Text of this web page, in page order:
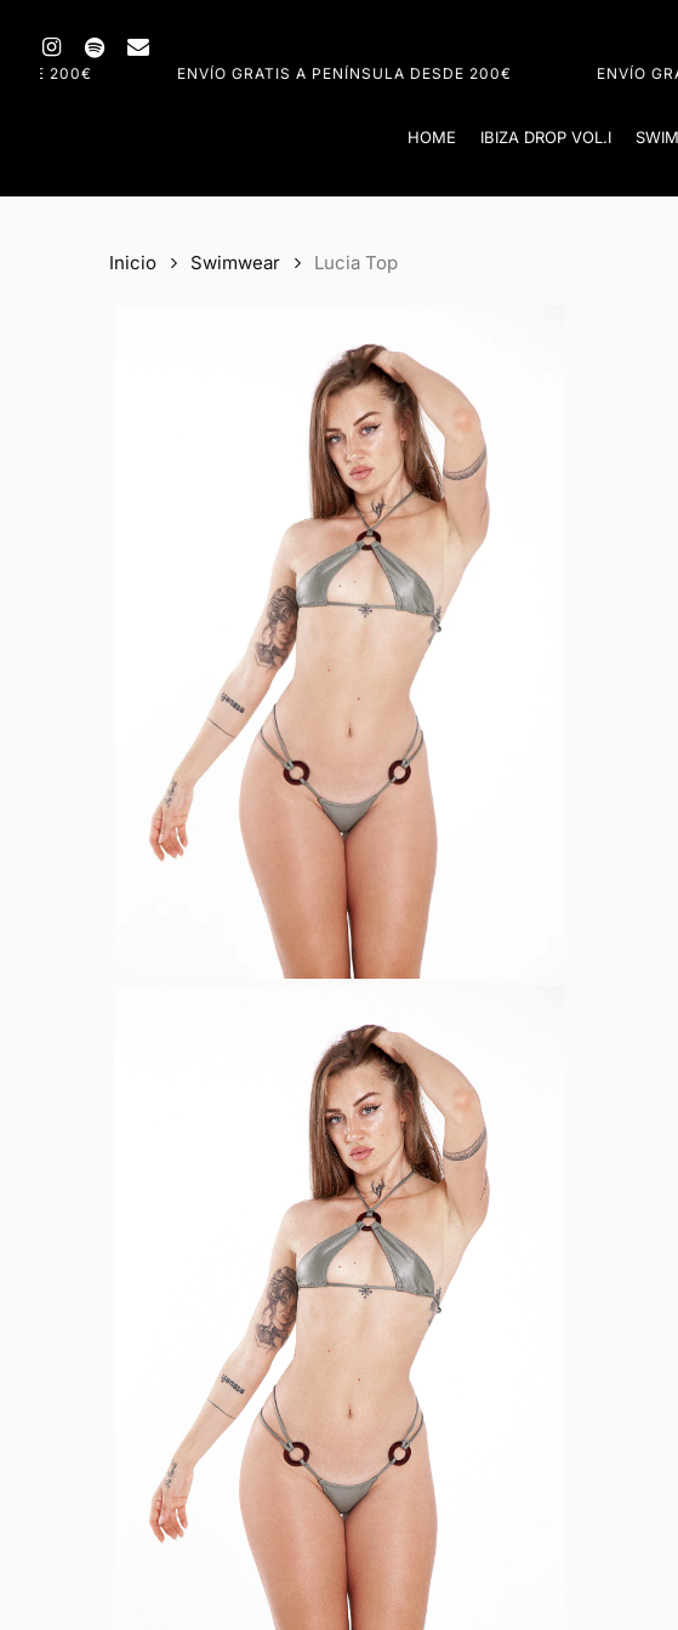
Hit enter to search or ESC to close
ENVÍO GRATIS A PENÍNSULA DESDE 200€ ENVÍO GRATIS A
instagram
spotify email
HOME IBIZA DROP VOL.I
Inicio Swimwear Lucia Top